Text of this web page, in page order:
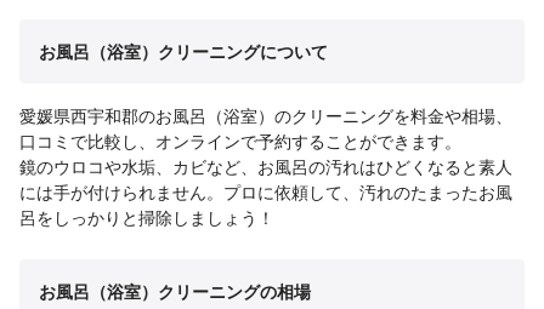
お風呂（浴室）クリーニングについて
愛媛県西宇和郡のお風呂（浴室）のクリーニングを料金や相場、
口コミで比較し、オンラインで予約することができます。
鏡のウロコや水垢、カビなど、お風呂の汚れはひどくなると素人
には手が付けられません。プロに依頼して、汚れのたまったお風
呂をしっかりと掃除しましょう！
お風呂（浴室）クリーニングの相場